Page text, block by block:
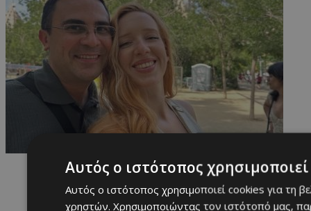
Αυτός ο ιστότοπος
Αυτός ο ιστότοπος χρησιμοποιεί cookies για τη
χρηστών. Χρησιμοποιώντας τον ιστότοπό μας,